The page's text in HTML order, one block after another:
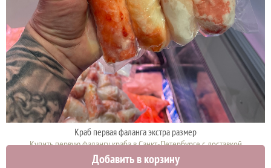
Краб первая фаланга экстра размер
Купить первую фалангу краба в Санкт-Петербурге с доставкой
12000 руб.
Добавить в корзину